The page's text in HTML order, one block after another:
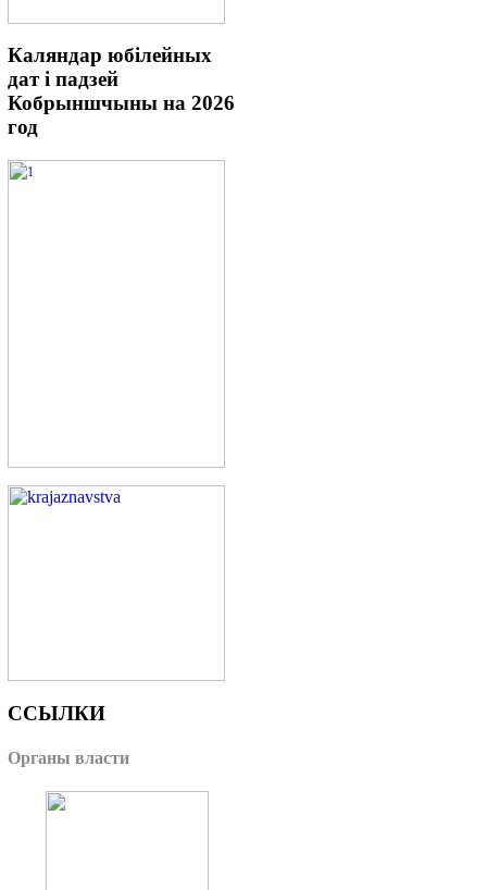
Каляндар юбілейных
дат і падзей
Кобрыншчыны на 2026
год
ССЫЛКИ
Органы власти